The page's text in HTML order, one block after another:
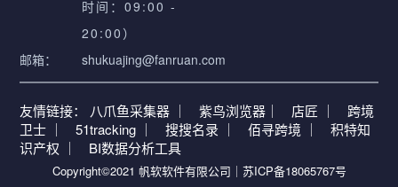
时间：09:00 -
20:00）
邮箱：
shukuajing@fanruan.com
友情链接： 八爪鱼采集器 ｜ 紫鸟浏览器｜ 店匠 ｜
跨境
卫士 ｜
51tracking ｜ 搜搜名录 ｜ 佰寻跨境 ｜
积特知
识产权 ｜
BI数据分析工具
Copyright©2021 帆软软件有限公司｜ 苏ICP备18065767号